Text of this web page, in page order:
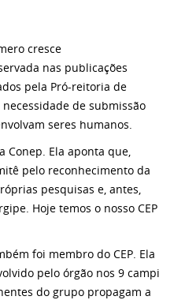
cresce
nas publicações
pela Pró-reitoria de
de submissão
seres humanos.
Conep. Ela aponta que,
pelo reconhecimento da
pesquisas e, antes,
Hoje temos o nosso CEP
foi membro do CEP. Ela
pelo órgão nos 9 campi
do grupo propagam a